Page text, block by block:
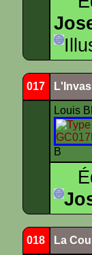
017
Louis
B
018 La